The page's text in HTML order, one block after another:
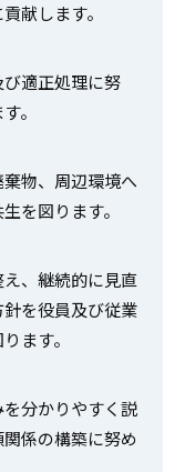
献します。
適正処理に努
。
物、周辺環境へ
を図ります。
、継続的に見直
を役員及び従業
ます。
分かりやすく説
係の構築に努め